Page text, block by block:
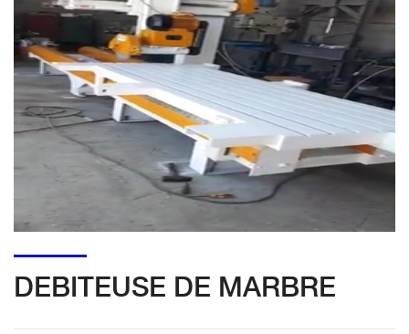
DEBITEUSE DE MARBRE